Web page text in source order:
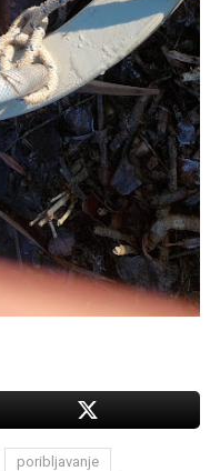
poribljavanje